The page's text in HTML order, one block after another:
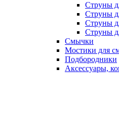
Струны
Струны
Струны
Струны
Смычки
Мостики для
Подбородники
Аксеcсуары,